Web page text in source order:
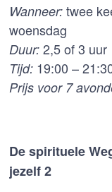
Wanneer: twee
woensdag
Duur: 2,5 of 3 uur
Tijd: 19:00 –
Prijs voor 7
De spirituele
jezelf 2